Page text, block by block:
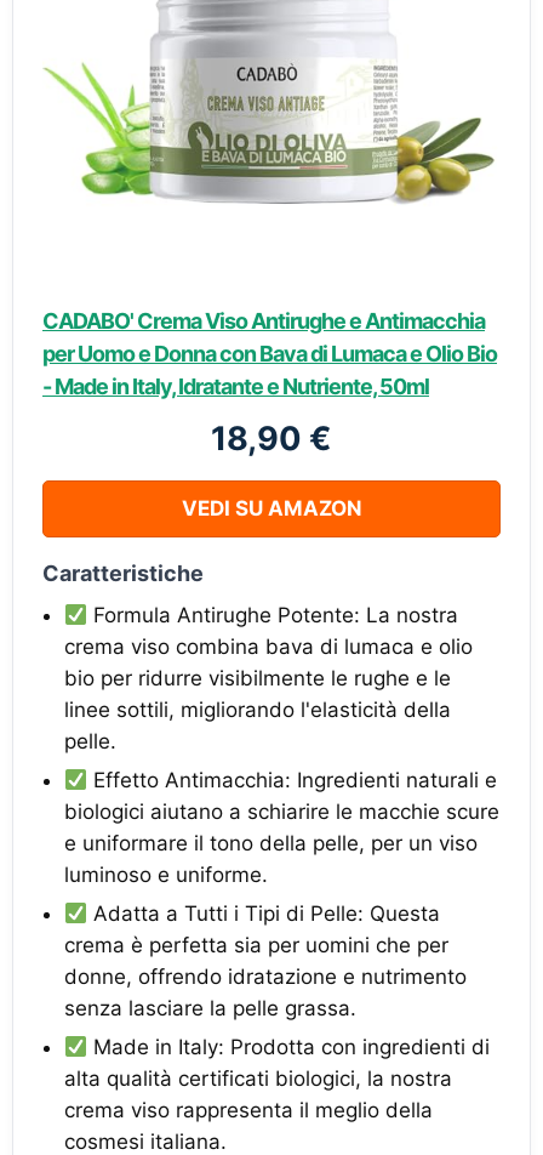
CADABO' Crema Viso Antirughe e Antimacchia
per Uomo e Donna con Bava di Lumaca e Olio Bio
- Made in Italy, Idratante e Nutriente, 50ml
18,90 €
VEDI SU AMAZON
Caratteristiche
Formula Antirughe Potente: La nostra
crema viso combina bava di lumaca e olio
bio per ridurre visibilmente le rughe e le
linee sottili, migliorando l'elasticità della
pelle.
Effetto Antimacchia: Ingredienti naturali e
biologici aiutano a schiarire le macchie scure
e uniformare il tono della pelle, per un viso
luminoso e uniforme.
Adatta a Tutti i Tipi di Pelle: Questa
crema è perfetta sia per uomini che per
donne, offrendo idratazione e nutrimento
senza lasciare la pelle grassa.
Made in Italy: Prodotta con ingredienti di
alta qualità certificati biologici, la nostra
crema viso rappresenta il meglio della
cosmesi italiana.